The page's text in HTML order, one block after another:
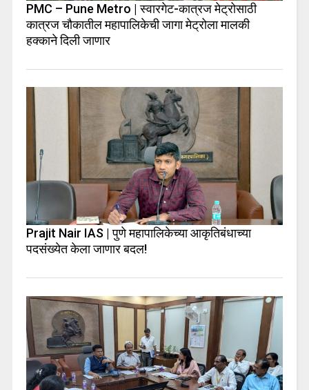
PMC – Pune Metro | स्वारगेट-कात्रज मेट्रोसाठी
कात्रज चौकातील महापालिकेची जागा मेट्रोला मालकी
हक्काने दिली जाणार
Prajit Nair IAS | पुणे महापालिकेच्या आकृतिबंधाच्या
पदसंख्येत केला जाणार बदल!